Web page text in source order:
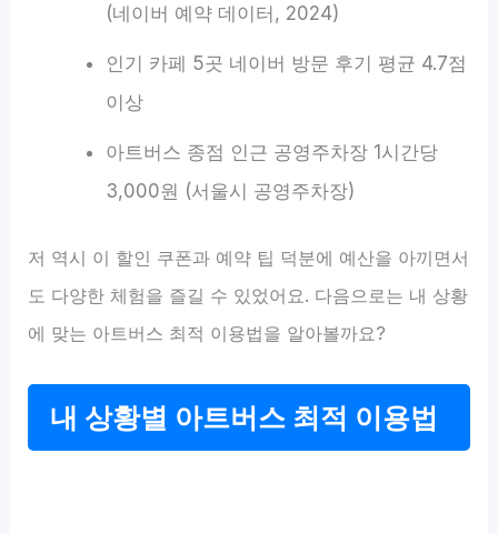
(네이버 예약 데이터, 2024)
인기 카페 5곳 네이버 방문 후기 평균 4.7점
이상
아트버스 종점 인근 공영주차장 1시간당
3,000원 (서울시 공영주차장)
저 역시 이 할인 쿠폰과 예약 팁 덕분에 예산을 아끼면서
도 다양한 체험을 즐길 수 있었어요. 다음으로는 내 상황
에 맞는 아트버스 최적 이용법을 알아볼까요?
내 상황별 아트버스 최적 이용법